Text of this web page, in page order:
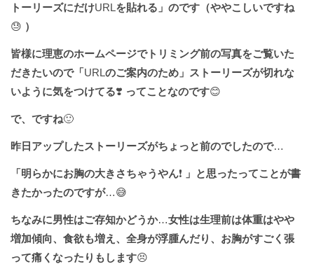
トーリーズにだけURLを貼れる」のです（ややこしいですね
😓 ）
皆様に理恵のホームページでトリミング前の写真をご覧いた
だきたいので「URLのご案内のため」ストーリーズが切れな
いように気をつけてる❣️ ってことなのです😊
で、ですね🙂
昨日アップしたストーリーズがちょっと前のでしたので…
「明らかにお胸の大きさちゃうやん❗️ 」と思ったってことが書
きたかったのですが…😅
ちなみに男性はご存知かどうか…女性は生理前は体重はやや
増加傾向、食欲も増え、全身が浮腫んだり、お胸がすごく張
って痛くなったりもします😣